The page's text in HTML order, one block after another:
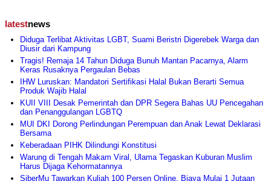
latestnews
Diduga Terlibat Aktivitas LGBT, Suami Beristri Digerebek Warga dan
Diusir dari Kampung
Tragis! Remaja 14 Tahun Diduga Bunuh Mantan Pacarnya, Alarm
Keras Rusaknya Pergaulan Bebas
IHW Luruskan: Mandatori Sertifikasi Halal Bukan Berarti Semua
Produk Wajib Halal
KUII VIII Desak Pemerintah dan DPR Segera Bahas UU Pencegahan
dan Penanggulangan LGBTQ
MUI DKI Dorong Perlindungan Perempuan dan Anak Lewat Deklarasi
Bersama
Keberadaan PIHK Dilindungi Konstitusi
Warung di Tengah Makam Viral, Ulama Tegaskan Kuburan Muslim
Harus Dijaga Kehormatannya
SiberMu Tawarkan Kuliah 100 Persen Online, Biaya Mulai 1 Jutaan